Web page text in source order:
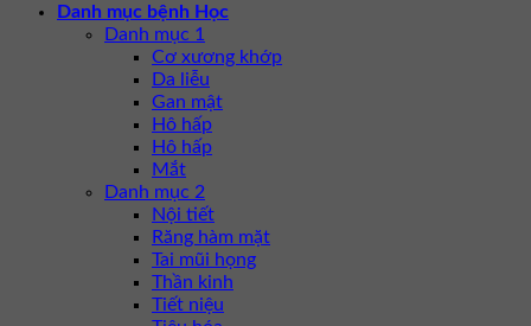
Danh mục bệnh Học
Danh mục 1
Cơ xương khớp
Da liễu
Gan mật
Hô hấp
Hô hấp
Mắt
Danh mục 2
Nội tiết
Răng hàm mặt
Tai mũi họng
Thần kinh
Tiết niệu